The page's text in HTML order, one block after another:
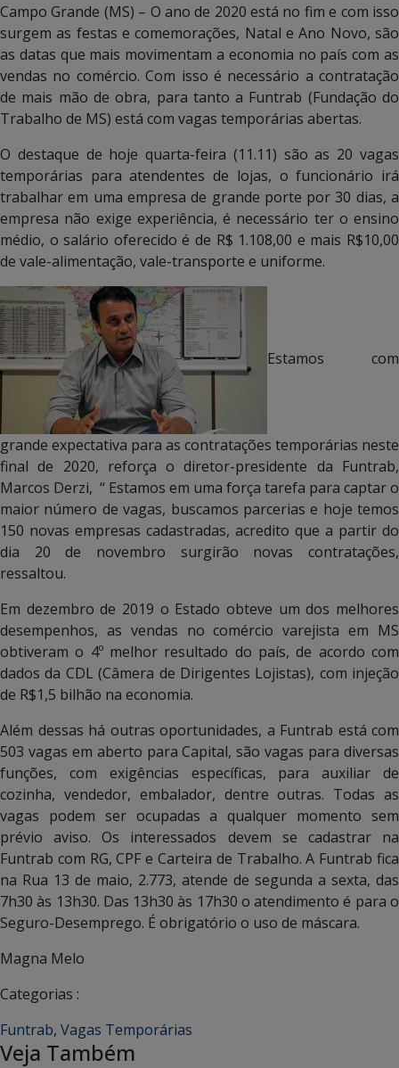
Campo Grande (MS) – O ano de 2020 está no fim e com isso
surgem as festas e comemorações, Natal e Ano Novo, são
as datas que mais movimentam a economia no país com as
vendas no comércio. Com isso é necessário a contratação
de mais mão de obra, para tanto a Funtrab (Fundação do
Trabalho de MS) está com vagas temporárias abertas.
O destaque de hoje quarta-feira (11.11) são as 20 vagas
temporárias para atendentes de lojas, o funcionário irá
trabalhar em uma empresa de grande porte por 30 dias, a
empresa não exige experiência, é necessário ter o ensino
médio, o salário oferecido é de R$ 1.108,00 e mais R$10,00
de vale-alimentação, vale-transporte e uniforme.
Estamos com
grande expectativa para as contratações temporárias neste
final de 2020, reforça o diretor-presidente da Funtrab,
Marcos Derzi, “ Estamos em uma força tarefa para captar o
maior número de vagas, buscamos parcerias e hoje temos
150 novas empresas cadastradas, acredito que a partir do
dia 20 de novembro surgirão novas contratações,
ressaltou.
Em dezembro de 2019 o Estado obteve um dos melhores
desempenhos, as vendas no comércio varejista em MS
obtiveram o 4º melhor resultado do país, de acordo com
dados da CDL (Câmera de Dirigentes Lojistas), com injeção
de R$1,5 bilhão na economia.
Além dessas há outras oportunidades, a Funtrab está com
503 vagas em aberto para Capital, são vagas para diversas
funções, com exigências específicas, para auxiliar de
cozinha, vendedor, embalador, dentre outras. Todas as
vagas podem ser ocupadas a qualquer momento sem
prévio aviso. Os interessados devem se cadastrar na
Funtrab com RG, CPF e Carteira de Trabalho. A Funtrab fica
na Rua 13 de maio, 2.773, atende de segunda a sexta, das
7h30 às 13h30. Das 13h30 às 17h30 o atendimento é para o
Seguro-Desemprego. É obrigatório o uso de máscara.
Magna Melo
Categorias :
Funtrab, Vagas Temporárias
Veja Também